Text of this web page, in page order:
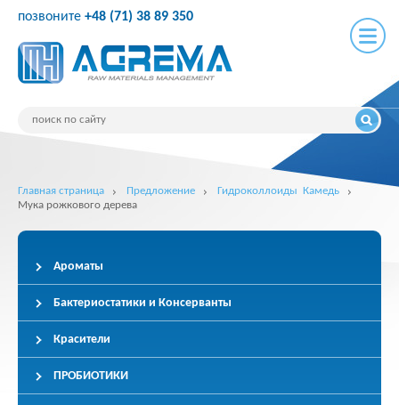
позвоните +48 (71) 38 89 350
Главная страница Предложение
Гидроколлоиды Камедь
Мука рожкового дерева
Ароматы
Бактериостатики и Консерванты
Красители
ПРОБИОТИКИ